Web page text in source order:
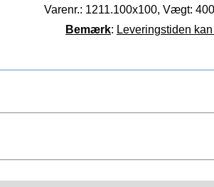
Varenr.: 1211.100x100, Vægt:
Bemærk: Leveringstiden